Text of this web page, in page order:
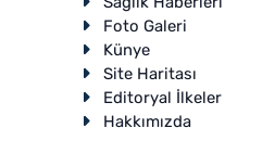
Foto Galeri
Künye
Site Haritası
Editoryal İlkeler
Hakkımızda